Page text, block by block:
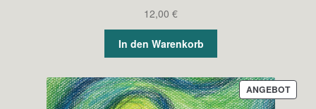
12,00 €
In den Warenkorb
ANGEBOT
IM